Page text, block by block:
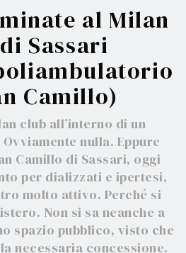
al Milan
Sassari
Camillo)
club all’interno di un
nulla. Eppure
Camillo di Sassari, oggi
per dializzati e ipertesi,
molto attivo. Perché si
Non si sa neanche a
spazio pubblico, visto che
necessaria concessione.